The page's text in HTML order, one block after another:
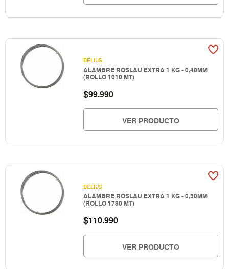
DELIUS
ALAMBRE ROSLAU EXTRA 1 KG - 0,40MM
(ROLLO 1010 MT)
$99.990
VER PRODUCTO
DELIUS
ALAMBRE ROSLAU EXTRA 1 KG - 0,30MM
(ROLLO 1780 MT)
$110.990
VER PRODUCTO